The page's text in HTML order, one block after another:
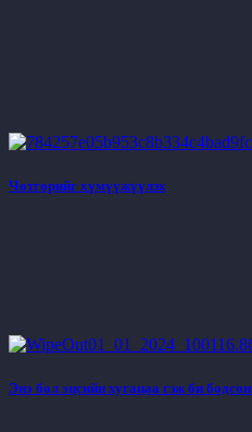
Чөтгөрийг хүмүүжүүлэх
Энэ бол эцсийн хугацаа гэж би бодсон